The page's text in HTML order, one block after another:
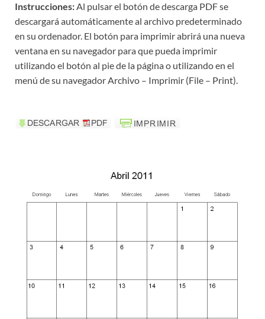
Instrucciones:Al pulsar el botón de descarga PDF se
descargará automáticamente al archivo predeterminado
en su ordenador. El botón para imprimir abrirá una nueva
ventana en su navegador para que pueda imprimir
utilizando el botón al pie de la página o utilizando en el
menú de su navegador Archivo – Imprimir (File – Print).